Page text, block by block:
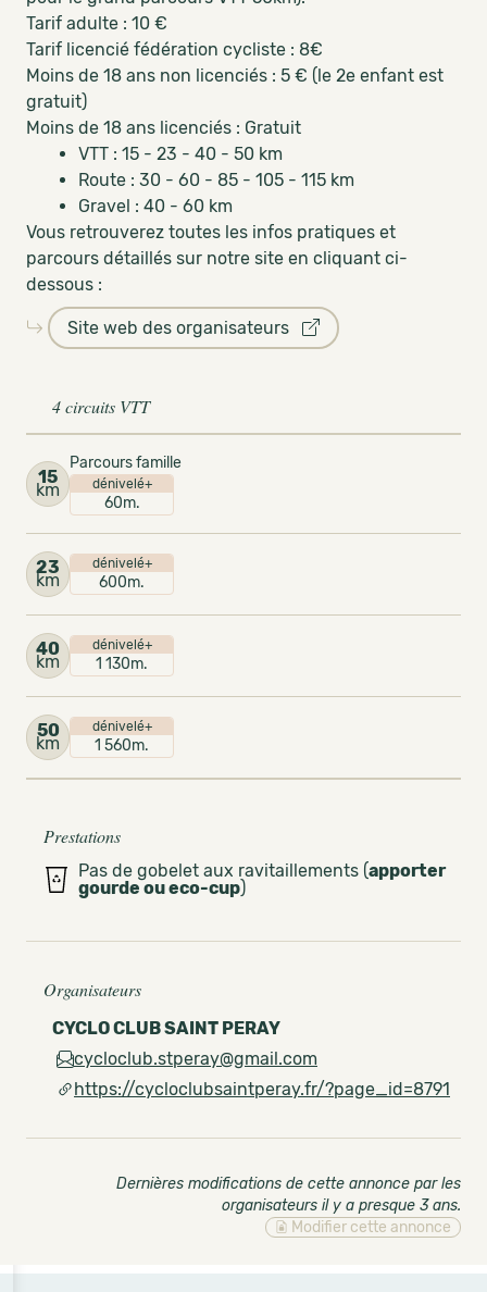
Tarif adulte : 10 €
Tarif licencié fédération cycliste : 8€
Moins de 18 ans non licenciés : 5 € (le 2e enfant est
gratuit)
Moins de 18 ans licenciés : Gratuit
VTT : 15 - 23 - 40 - 50 km
Route : 30 - 60 - 85 - 105 - 115 km
Gravel : 40 - 60 km
Vous retrouverez toutes les infos pratiques et
parcours détaillés sur notre site en cliquant ci-
dessous :
Site web des organisateurs
4 circuits VTT
15
km
Parcours famille
dénivelé+
60m.
23
km
dénivelé+
600m.
40
km
dénivelé+
1 130m.
50
km
dénivelé+
1 560m.
Prestations
Pas de gobelet aux ravitaillements (apporter
gourde ou eco-cup)
Organisateurs
CYCLO CLUB SAINT PERAY
cycloclub.stperay@gmail.com
https://cycloclubsaintperay.fr/?page_id=8791
Dernières modifications de cette annonce par les
organisateurs il y a presque 3 ans.
Modifier cette annonce